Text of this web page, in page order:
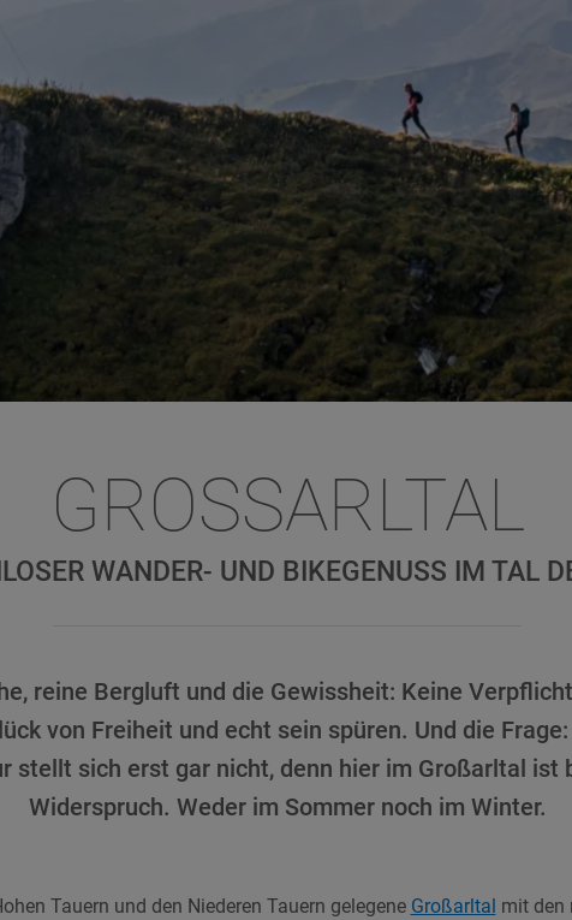
GROSSARLTAL
WANDER- UND BIKEGENUSS IM TAL
reine Bergluft und die Gewissheit: Keine
von Freiheit und echt sein spüren. Und die
stellt sich erst gar nicht, denn hier im Großarltal ist
Widerspruch. Weder im Sommer noch im Winter.
Tauern und den Niederen Tauern gelegene Großarltal mit den